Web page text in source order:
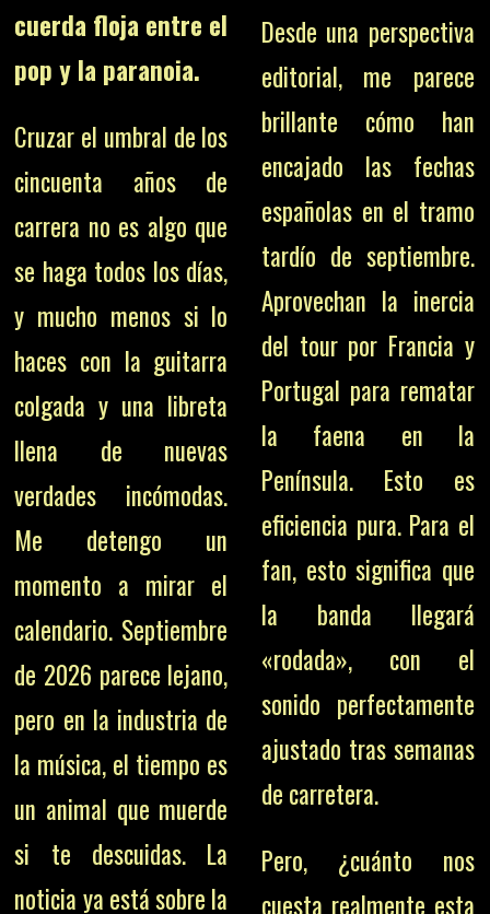
cuerda floja entre el
pop y la paranoia.
Cruzar el umbral de los
cincuenta años de
carrera no es algo que
se haga todos los días,
y mucho menos si lo
haces con la guitarra
colgada y una libreta
llena de nuevas
verdades incómodas.
Me detengo un
momento a mirar el
calendario. Septiembre
de 2026 parece lejano,
pero en la industria de
la música, el tiempo es
un animal que muerde
si te descuidas. La
noticia ya está sobre la
Desde una perspectiva
editorial, me parece
brillante cómo han
encajado las fechas
españolas en el tramo
tardío de septiembre.
Aprovechan la inercia
del tour por Francia y
Portugal para rematar
la faena en la
Península. Esto es
eficiencia pura. Para el
fan, esto significa que
la banda llegará
«rodada», con el
sonido perfectamente
ajustado tras semanas
de carretera.
Pero, ¿cuánto nos
cuesta realmente esta